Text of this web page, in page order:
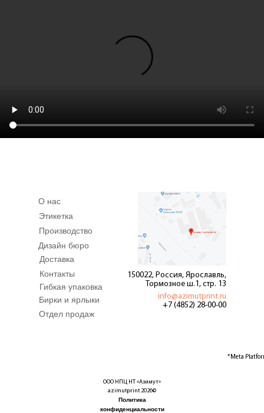
О нас
Этикетка
Производство
Дизайн бюро
Доставка
Контакты
info@azimutprint.ru
+7 (4852) 28-00-00
ООО НПЦ НТ «Азимут»
azimutprint 2026©
Политика
конфиденциальности
150022, Россия, Ярославль,
Тормозное ш.1, стр. 13
Гибкая упаковка
Бирки и ярлыки
Отдел продаж
*Meta